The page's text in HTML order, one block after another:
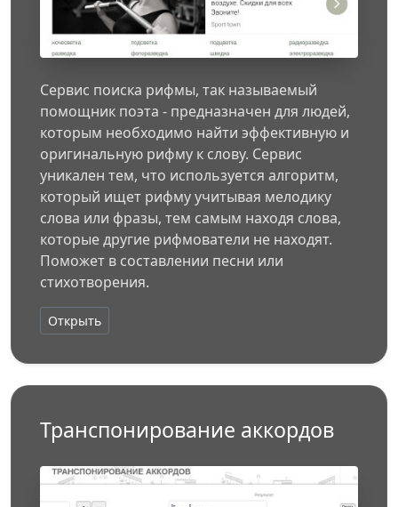
Сервис поиска рифмы, так называемый
помощник поэта - предназначен для людей,
которым необходимо найти эффективную и
оригинальную рифму к слову. Сервис
уникален тем, что используется алгоритм,
который ищет рифму учитывая мелодику
слова или фразы, тем самым находя слова,
которые другие рифмователи не находят.
Поможет в составлении песни или
стихотворения.
Открыть
Транспонирование аккордов